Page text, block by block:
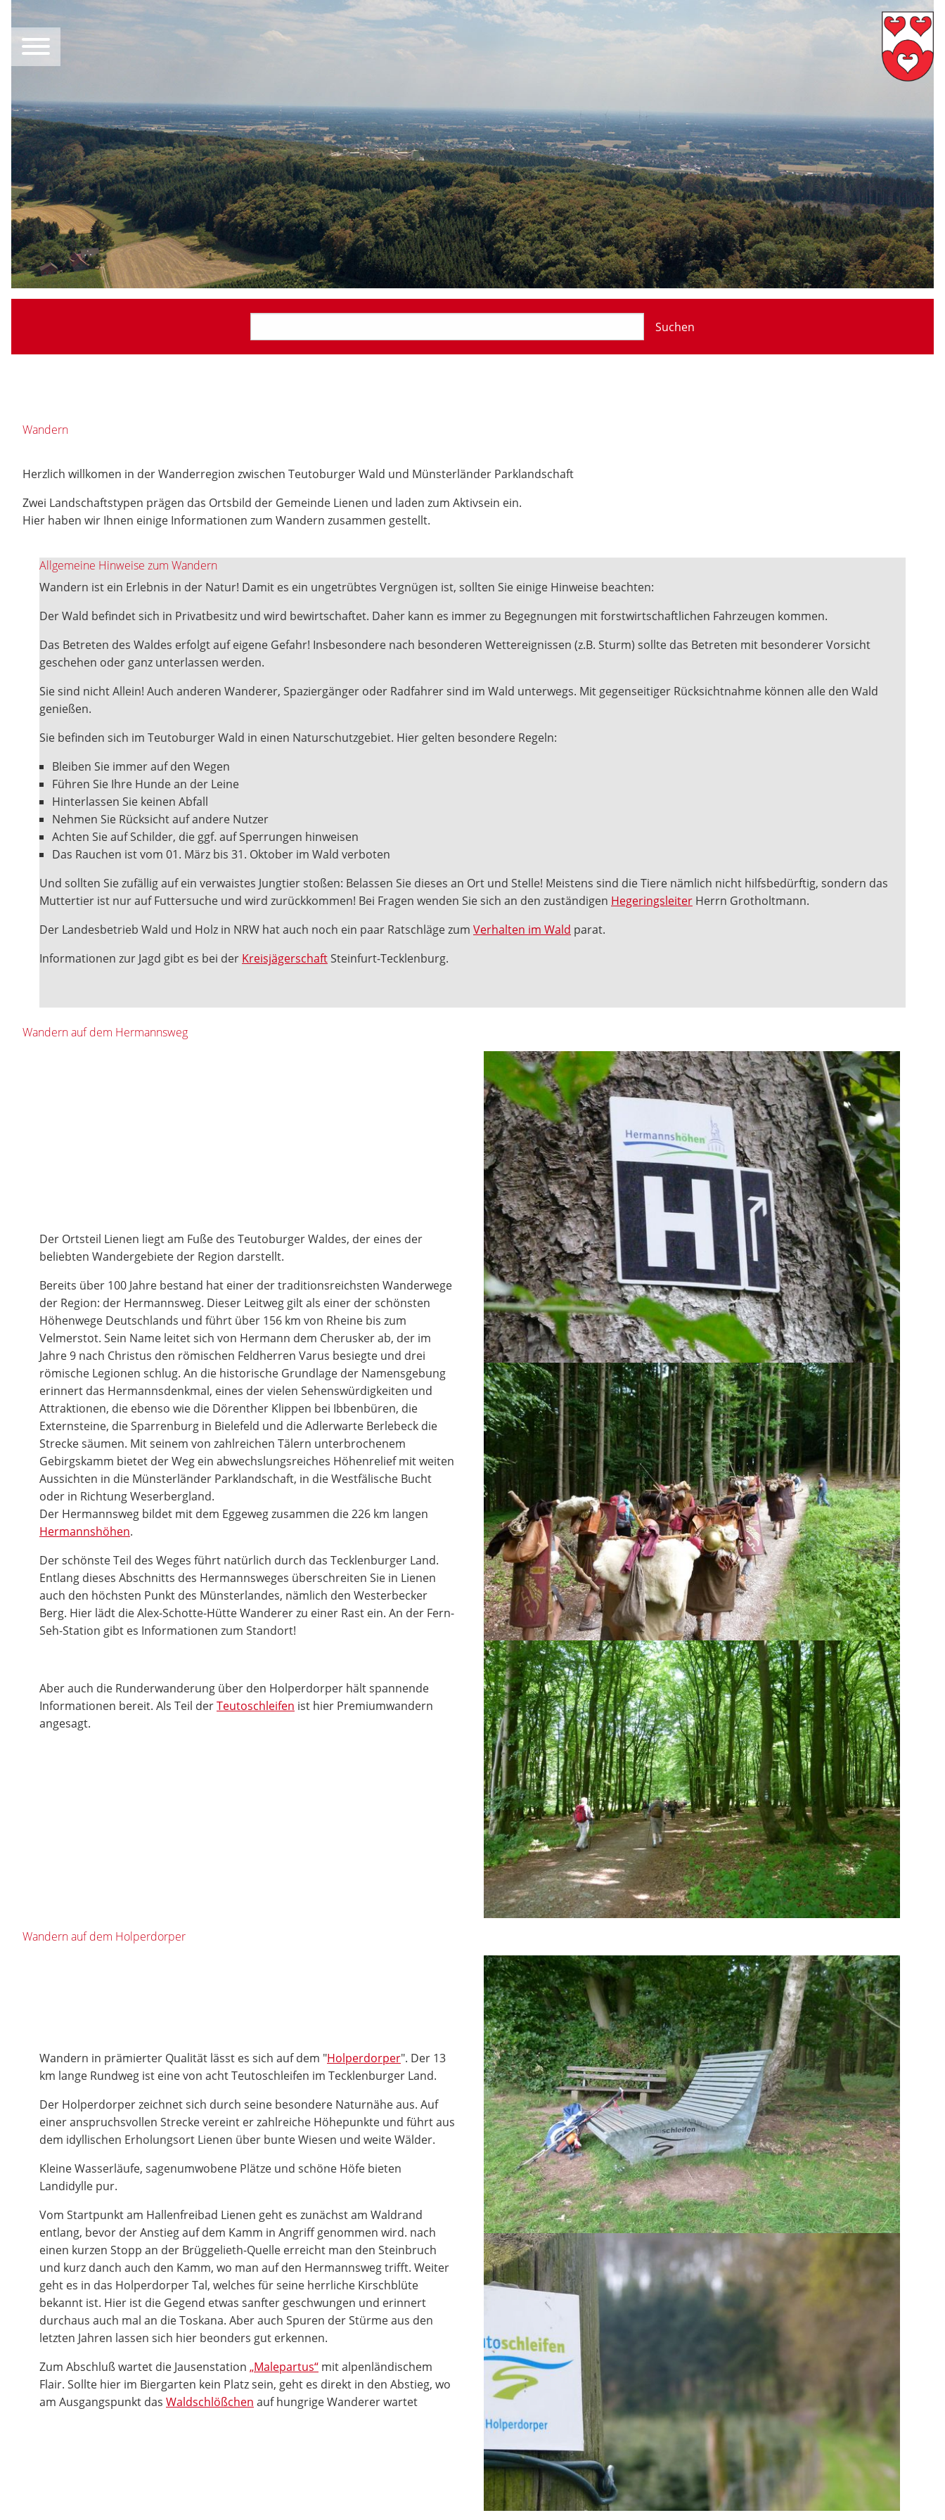
Suchen
Wandern
Herzlich willkomen in der Wanderregion zwischen Teutoburger Wald und Münsterländer Parklandschaft
Zwei Landschaftstypen prägen das Ortsbild der Gemeinde Lienen und laden zum Aktivsein ein.
Hier haben wir Ihnen einige Informationen zum Wandern zusammen gestellt.
Allgemeine Hinweise zum Wandern
Wandern ist ein Erlebnis in der Natur! Damit es ein ungetrübtes Vergnügen ist, sollten Sie einige Hinweise beachten:
Der Wald befindet sich in Privatbesitz und wird bewirtschaftet. Daher kann es immer zu Begegnungen mit forstwirtschaftlichen Fahrzeugen kommen.
Das Betreten des Waldes erfolgt auf eigene Gefahr! Insbesondere nach besonderen Wettereignissen (z.B. Sturm) sollte das Betreten mit besonderer Vorsicht
geschehen oder ganz unterlassen werden.
Sie sind nicht Allein! Auch anderen Wanderer, Spaziergänger oder Radfahrer sind im Wald unterwegs. Mit gegenseitiger Rücksichtnahme können alle den Wald
genießen.
Sie befinden sich im Teutoburger Wald in einen Naturschutzgebiet. Hier gelten besondere Regeln:
Bleiben Sie immer auf den Wegen
Führen Sie Ihre Hunde an der Leine
Hinterlassen Sie keinen Abfall
Nehmen Sie Rücksicht auf andere Nutzer
Achten Sie auf Schilder, die ggf. auf Sperrungen hinweisen
Das Rauchen ist vom 01. März bis 31. Oktober im Wald verboten
Und sollten Sie zufällig auf ein verwaistes Jungtier stoßen: Belassen Sie dieses an Ort und Stelle! Meistens sind die Tiere nämlich nicht hilfsbedürftig, sondern das
Muttertier ist nur auf Futtersuche und wird zurückkommen! Bei Fragen wenden Sie sich an den zuständigen Hegeringsleiter Herrn Grotholtmann.
Der Landesbetrieb Wald und Holz in NRW hat auch noch ein paar Ratschläge zum Verhalten im Wald parat.
Informationen zur Jagd gibt es bei der KreisjägerschaftSteinfurt-Tecklenburg.
Wandern auf dem Hermannsweg
Der Ortsteil Lienen liegt am Fuße des Teutoburger Waldes, der eines der
beliebten Wandergebiete der Region darstellt.
Bereits über 100 Jahre bestand hat einer der traditionsreichsten Wanderwege
der Region: der Hermannsweg. Dieser Leitweg gilt als einer der schönsten
Höhenwege Deutschlands und führt über 156 km von Rheine bis zum
Velmerstot. Sein Name leitet sich von Hermann dem Cherusker ab, der im
Jahre 9 nach Christus den römischen Feldherren Varus besiegte und drei
römische Legionen schlug. An die historische Grundlage der Namensgebung
erinnert das Hermannsdenkmal, eines der vielen Sehenswürdigkeiten und
Attraktionen, die ebenso wie die Dörenther Klippen bei Ibbenbüren, die
Externsteine, die Sparrenburg in Bielefeld und die Adlerwarte Berlebeck die
Strecke säumen. Mit seinem von zahlreichen Tälern unterbrochenem
Gebirgskamm bietet der Weg ein abwechslungsreiches Höhenrelief mit weiten
Aussichten in die Münsterländer Parklandschaft, in die Westfälische Bucht
oder in Richtung Weserbergland.
Der Hermannsweg bildet mit dem Eggeweg zusammen die 226 km langen
Hermannshöhen.
Der schönste Teil des Weges führt natürlich durch das Tecklenburger Land.
Entlang dieses Abschnitts des Hermannsweges überschreiten Sie in Lienen
auch den höchsten Punkt des Münsterlandes, nämlich den Westerbecker
Berg. Hier lädt die Alex-Schotte-Hütte Wanderer zu einer Rast ein. An der Fern-
Seh-Station gibt es Informationen zum Standort!
Aber auch die Runderwanderung über den Holperdorper hält spannende
Informationen bereit. Als Teil derTeutoschleifen ist hier Premiumwandern
angesagt.
Wandern auf dem Holperdorper
Wandern in prämierter Qualität lässt es sich auf dem "Holperdorper". Der 13
km lange Rundweg ist eine von acht Teutoschleifen im Tecklenburger Land.
Der Holperdorper zeichnet sich durch seine besondere Naturnähe aus. Auf
einer anspruchsvollen Strecke vereint er zahlreiche Höhepunkte und führt aus
dem idyllischen Erholungsort Lienen über bunte Wiesen und weite Wälder.
Kleine Wasserläufe, sagenumwobene Plätze und schöne Höfe bieten
Landidylle pur.
Vom Startpunkt am Hallenfreibad Lienen geht es zunächst am Waldrand
entlang, bevor der Anstieg auf dem Kamm in Angriff genommen wird. nach
einen kurzen Stopp an der Brüggelieth-Quelle erreicht man den Steinbruch
und kurz danch auch den Kamm, wo man auf den Hermannsweg trifft. Weiter
geht es in das Holperdorper Tal, welches für seine herrliche Kirschblüte
bekannt ist. Hier ist die Gegend etwas sanfter geschwungen und erinnert
durchaus auch mal an die Toskana. Aber auch Spuren der Stürme aus den
letzten Jahren lassen sich hier beonders gut erkennen.
Zum Abschluß wartet die Jausenstation „Malepartus“ mit alpenländischem
Flair. Sollte hier im Biergarten kein Platz sein, geht es direkt in den Abstieg, wo
am Ausgangspunkt das Waldschlößchen auf hungrige Wanderer wartet